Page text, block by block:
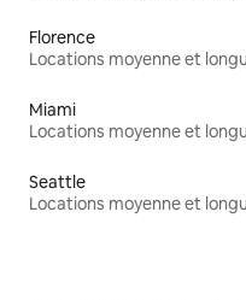
Florence
Miami
Seattle